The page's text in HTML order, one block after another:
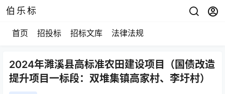
伯乐标
首页 招投标 招标文库 法律法规
2024年濉溪县高标准农田建设项目（国债改造
提升项目一标段：双堆集镇高家村、李圩村）